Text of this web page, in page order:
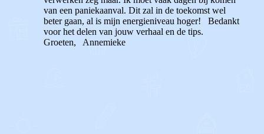
van een paniekaanval. Dit zal in de toekomst wel
beter gaan, al is mijn energieniveau hoger! Bedankt
voor het delen van jouw verhaal en de tips.
Groeten, Annemieke